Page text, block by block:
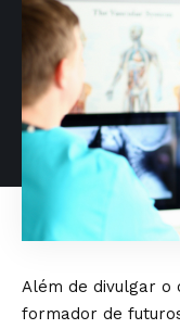
Além de divulgar o
formador de